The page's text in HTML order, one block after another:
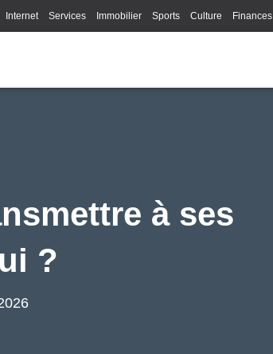
Internet Services Immobilier Sports Culture Finances
à ses
?